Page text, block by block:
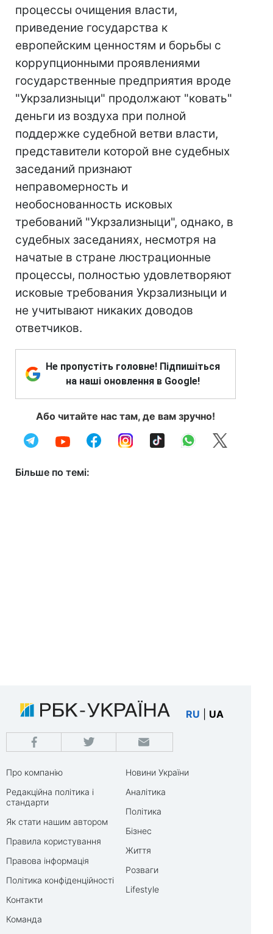
процессы очищения власти,
приведение государства к
европейским ценностям и борьбы с
коррупционными проявлениями
государственные предприятия вроде
"Укрзализныци" продолжают "ковать"
деньги из воздуха при полной
поддержке судебной ветви власти,
представители которой вне судебных
заседаний признают
неправомерность и
необоснованность исковых
требований "Укрзализныци", однако, в
судебных заседаниях, несмотря на
начатые в стране люстрационные
процессы, полностью удовлетворяют
исковые требования Укрзализныци и
не учитывают никаких доводов
ответчиков.
Не пропустіть головне! Підпишіться
на наші оновлення в Google!
Або читайте нас там, де вам зручно!
Більше по темі:
RU UA
Про компанію
Редакційна політика і
стандарти
Як стати нашим автором
Правила користування
Правова інформація
Політика конфіденційності
Контакти
Команда
Новини України
Аналітика
Політика
Бізнес
Життя
Розваги
Lifestyle